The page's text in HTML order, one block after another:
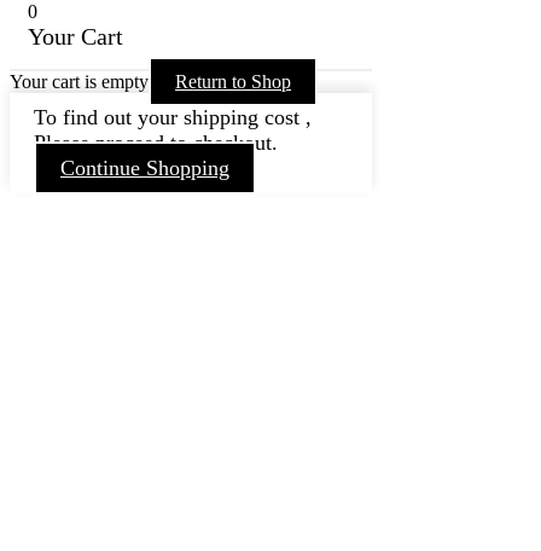
0
Your Cart
Your cart is empty Return to Shop
To find out your shipping cost ,
Please proceed to checkout.
Continue Shopping